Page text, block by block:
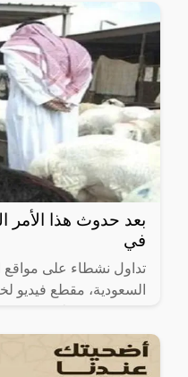
بعد حدوث هذا الأمر
في
تداول نشطاء على مواقع
السعودية، مقطع فيديو
يتجاوز 1200 ريالات